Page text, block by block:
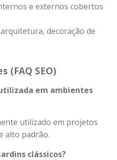
e externos cobertos
decoração de
(FAQ SEO)
em ambientes
utilizado em projetos
alto padrão.
clássicos?